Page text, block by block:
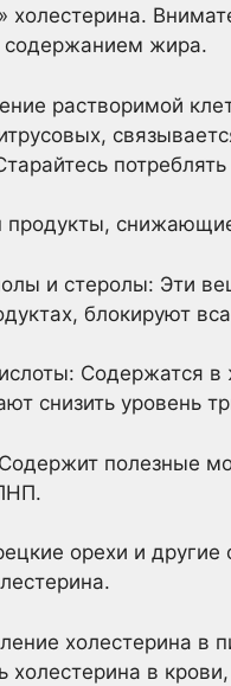
содержанием жира.
растворимой
продукты,
и стеролы: Эти
блокируют
Содержатся в
снизить уровень
полезные
орехи и
холестерина в
холестерина в